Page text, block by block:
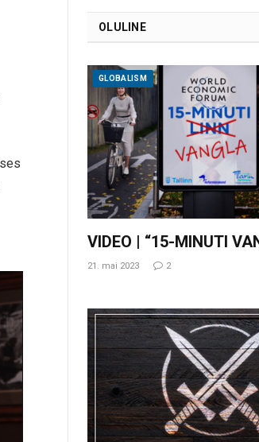
OLULINE
GLOBALISM
VIDEO | “15-MINUTI
21. mai 2023 2